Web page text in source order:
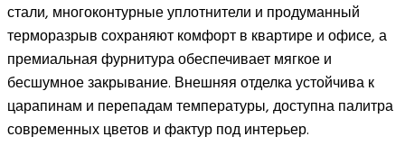
стали, многоконтурные уплотнители и продуманный
терморазрыв сохраняют комфорт в квартире и офисе, а
премиальная фурнитура обеспечивает мягкое и
бесшумное закрывание. Внешняя отделка устойчива к
царапинам и перепадам температуры, доступна палитра
современных цветов и фактур под интерьер.